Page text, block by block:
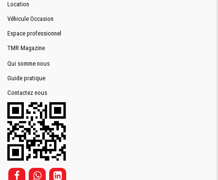
Location
Véhicule Occasion
Espace professionnel
TMR Magazine
Qui somme nous
Guide pratique
Contactez nous